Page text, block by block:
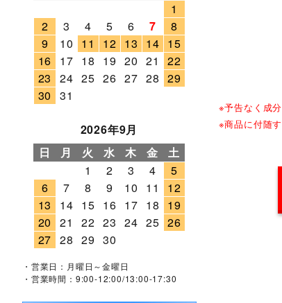
※予告なく成
※商品に付随
1
2
3 4 5 6 7
8
9
10 11 12 13 14 15
16
17 18 19 20 21
22
23
24 25 26 27 28 29
30
31
2026年9月
日
月 火 水 木 金
土
1
2 3 4
5
6
7 8 9 10 11
12
13
14 15 16 17 18
19
20
21 22 23 24 25 26
27 28 29 30
・営業日：月曜日～金曜日
・営業時間：9:00-12:00/13:00-17:30